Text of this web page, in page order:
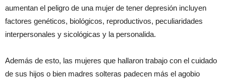
aumentan el peligro de una mujer de tener depresión incluyen
factores genéticos, biológicos, reproductivos, peculiaridades
interpersonales y sicológicas y la personalida.
Además de esto, las mujeres que hallaron trabajo con el cuidado
de sus hijos o bien madres solteras padecen más el agobio